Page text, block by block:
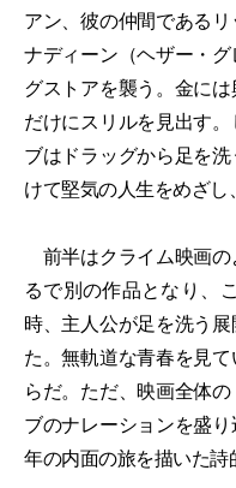
アン、彼の仲間である
ナディーン（ヘザー・
グストアを襲う。金に
だけにスリルを見出す
ブはドラッグから足を
けて堅気の人生をめざし
前半はクライム映画の
るで別の作品となり、
時、主人公が足を洗う
た。無軌道な青春を見
らだ。ただ、映画全体
ブのナレーションを盛
年の内面の旅を描いた詩